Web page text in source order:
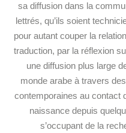
sa diffusion dans la
lettrés, qu’ils soient
pour autant couper la
traduction, par la réflexion
une diffusion plus large
monde arabe à travers
contemporaines au contact
naissance depuis
s’occupant de la